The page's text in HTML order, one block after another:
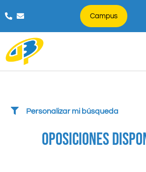
Campus
Personalizar mi búsqueda
OPOSICIONES